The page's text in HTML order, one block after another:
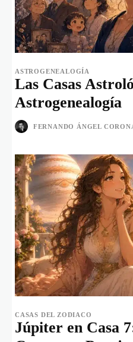
ASTROGENEALOGÍA
Las Casas
Astrogenealogía
FERNANDO ÁNGEL
CASAS DEL ZODIACO
Júpiter en Casa